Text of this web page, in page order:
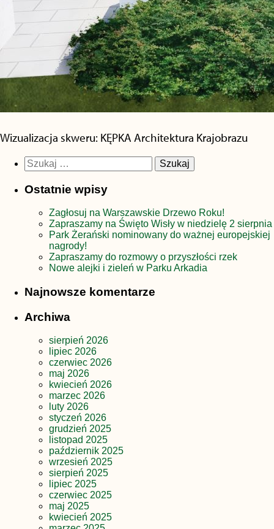
Wizualizacja skweru: KĘPKA Architektura Krajobrazu
Szukaj:
Ostatnie wpisy
Zagłosuj na Warszawskie Drzewo Roku!
Zapraszamy na Święto Wisły w niedzielę 2 sierpnia
Park Żerański nominowany do ważnej europejskiej
nagrody!
Zapraszamy do rozmowy o przyszłości rzek
Nowe alejki i zieleń w Parku Arkadia
Najnowsze komentarze
Archiwa
sierpień 2026
lipiec 2026
czerwiec 2026
maj 2026
kwiecień 2026
marzec 2026
luty 2026
styczeń 2026
grudzień 2025
listopad 2025
październik 2025
wrzesień 2025
sierpień 2025
lipiec 2025
czerwiec 2025
maj 2025
kwiecień 2025